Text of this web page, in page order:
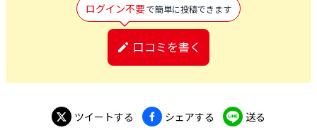
ログイン不要で簡単に投稿できます
口コミを書く
ツイートする シェアする
送る